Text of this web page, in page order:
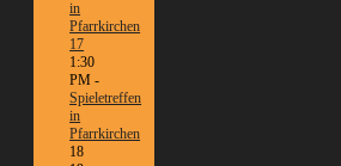
in
Pfarrkirchen
17
1:30
PM -
Spieletreffen
in
Pfarrkirchen
18